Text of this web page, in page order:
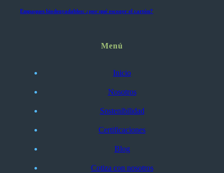
Empaques biodegradables: ¿por qué escoger el cartón?
Menú
Inicio
Nosotros
Sostenibilidad
Certificaciones
Blog
Cotiza con nosotros